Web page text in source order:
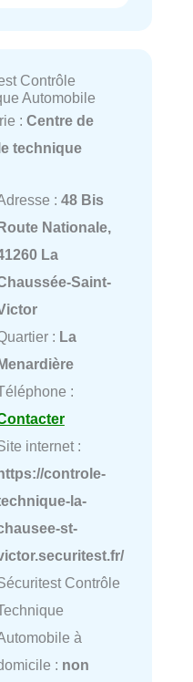
Contrôle
Automobile
: Centre de
technique
: 48 Bis
Nationale,
La
Saint-
: La
:
internet :
controle-
la-
st-
Contrôle
à
: non